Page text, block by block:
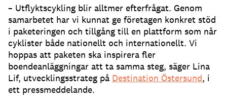
– Utflyktscykling blir alltmer efterfrågat. Genom
samarbetet har vi kunnat ge företagen konkret stöd
i paketeringen och tillgång till en plattform som når
cyklister både nationellt och internationellt. Vi
hoppas att paketen ska inspirera fler
boendeanläggningar att ta samma steg, säger Lina
Lif, utvecklingsstrateg på Destination Östersund, i
ett pressmeddelande.